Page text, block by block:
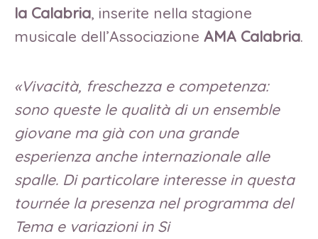
la Calabria, inserite nella stagione
musicale dell’Associazione AMA Calabria.
«Vivacità, freschezza e competenza:
sono queste le qualità di un ensemble
giovane ma già con una grande
esperienza anche internazionale alle
spalle. Di particolare interesse in questa
tournée la presenza nel programma del
Tema e variazioni in Si